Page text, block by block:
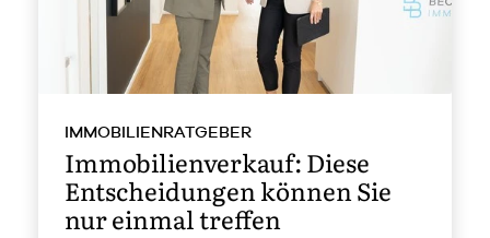
IMMOBILIENRATGEBER
Immobilienverkauf: Diese
Entscheidungen können Sie
nur einmal treffen